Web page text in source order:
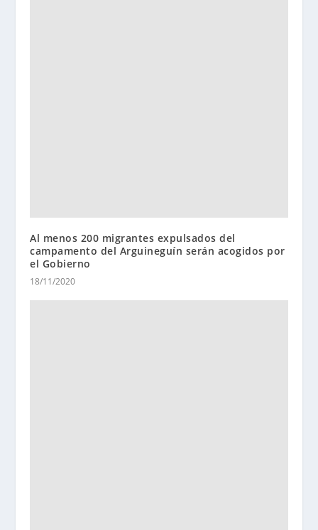
Al menos 200 migrantes expulsados del
campamento del Arguineguín serán acogidos por
el Gobierno
18/11/2020